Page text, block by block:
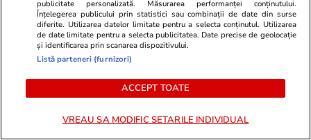
Politică 04 aug.
privind plafonarea prețului la
carburanți și TVA de 9% la
publicitate personalizată. Măsurarea performanței conținutului.
Înțelegerea publicului prin statistici sau combinații de date din surse
diferite. Utilizarea datelor limitate pentru a selecta conținutul. Utilizarea
de date limitate pentru a selecta publicitatea. Date precise de geolocație
și identificarea prin scanarea dispozitivului.
Listă parteneri (furnizori)
ACCEPT TOATE
VREAU SA MODIFIC SETARILE INDIVIDUAL